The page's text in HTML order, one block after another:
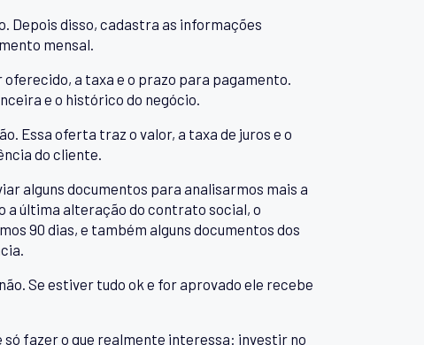
Depois disso, cadastra as informações
mensal.
a taxa e o prazo para pagamento.
e o histórico do negócio.
Essa oferta traz o valor, a taxa de juros e o
do cliente.
alguns documentos para analisarmos mais a
a última alteração do contrato social, o
90 dias, e também alguns documentos dos
Se estiver tudo ok e for aprovado ele recebe
só fazer o que realmente interessa: investir no